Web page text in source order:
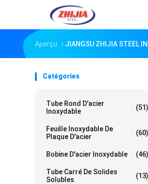
Aperçu JIANGSU ZHIJIA STEEL
Catégories
Tube Rond D'acier
Inoxydable
(51)
Feuille Inoxydable De
Plaque D'acier
(60)
Bobine D'acier Inoxydable (46)
Tube Carré De Solides
Solubles
(13)